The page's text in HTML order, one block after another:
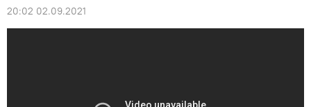
20:02 02.09.2021